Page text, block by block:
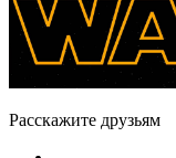
Расскажите друзьям